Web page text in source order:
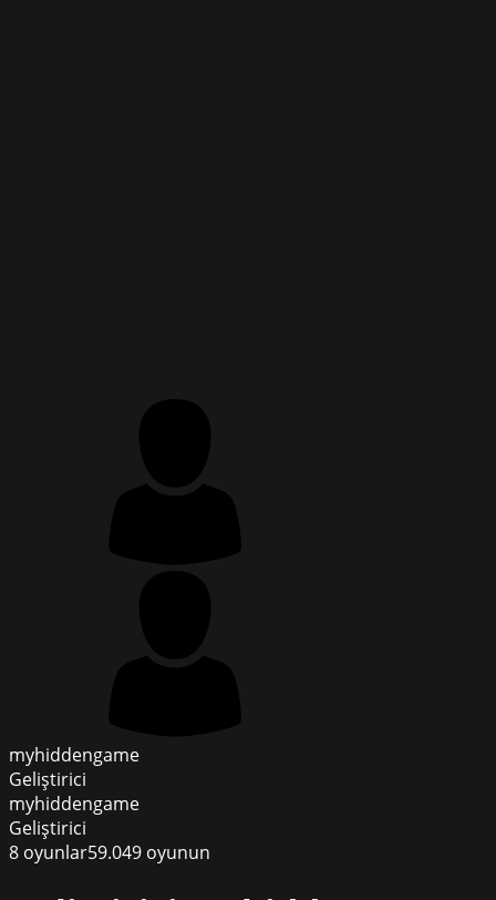
myhiddengame
Geliştirici
myhiddengame
Geliştirici
8 oyunlar59.049 oyunun